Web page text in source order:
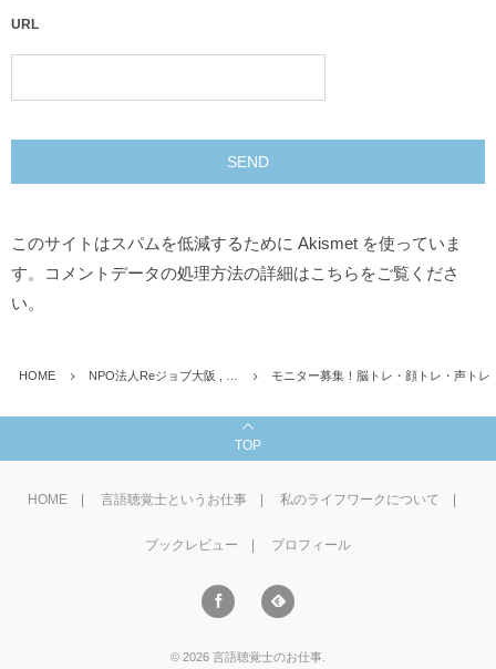
URL
このサイトはスパムを低減するために Akismet を使っていま
す。
コメントデータの処理方法の詳細はこちらをご覧くださ
い。
HOME NPO法人Reジョブ大阪 , … モニター募集！脳トレ・顔トレ・声トレ
TOP
HOME 言語聴覚士というお仕事 私のライフワークについて
ブックレビュー プロフィール
© 2026 言語聴覚士のお仕事